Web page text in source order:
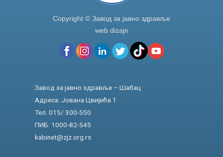
Copyright © Завод за јавно здравље
web dizajn
Завод за јавно здравље – Шабац
Адреса: Јована Цвијића 1
Тел. 015/ 300-550
ПИБ: 1000-82-545
kabinet@zjz.org.rs